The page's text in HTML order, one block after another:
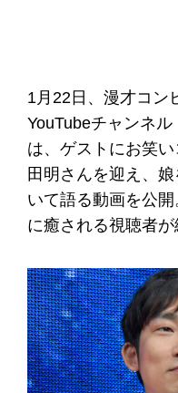
1月22日、漫才コン
YouTubeチャンネ
は、ゲストにお笑
田明さんを迎え、
いて語る動画を公
に癒される視聴者が